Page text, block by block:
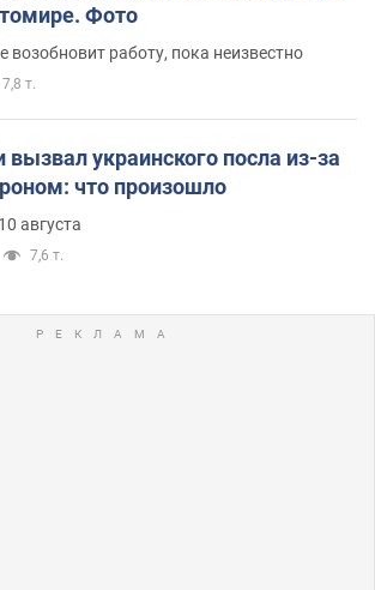
Фото
возобновит работу, пока неизвестно
7,8 т.
украинского посла из-за
что произошло
августа
7,6 т.